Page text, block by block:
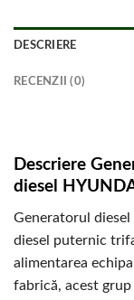
DESCRIERE
RECENZII (0)
Descriere
diesel
Generatorul
diesel puternic
alimentarea
fabrică, acest